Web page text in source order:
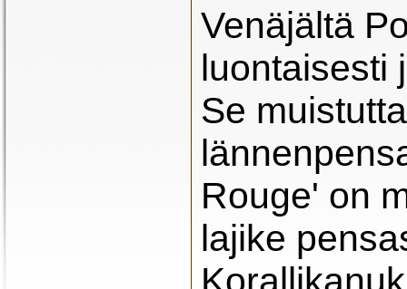
Venäjältä
luontaisesti
Se
Rouge' on
lajike